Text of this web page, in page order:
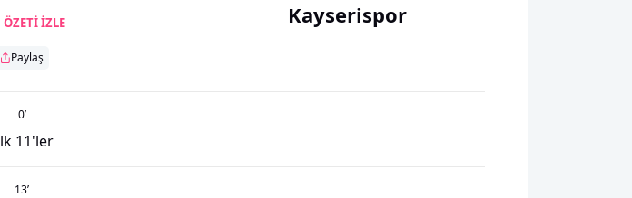
ÖZETİ İZLE
Paylaş
Kayserispor
0’
11'ler
13’